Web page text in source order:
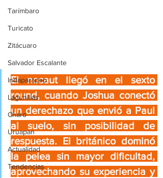
Tarímbaro
Turicato
Zitácuaro
Salvador Escalante
Indaparapeo
Lagunillas
Charo
Uruapan
Actualidad
Tendencias
El nocaut llegó en el sexto
round, cuando Joshua conectó
un derechazo que envió a Paul
al suelo, sin posibilidad de
respuesta. El británico dominó
la pelea sin mayor dificultad,
aprovechando su experiencia y